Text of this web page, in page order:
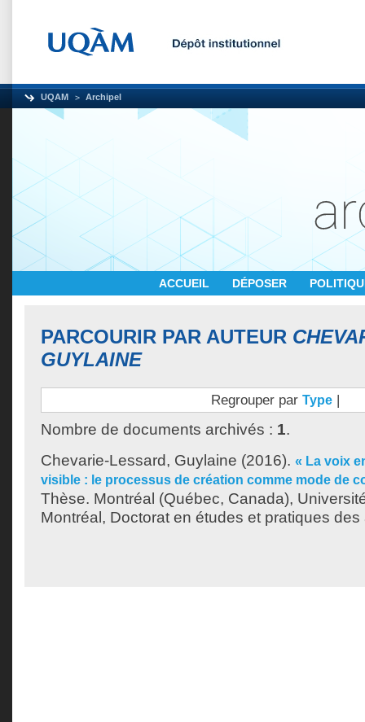
UQAM Archipel
ACCUEIL DÉPOSER
PARCOURIR PAR AUTEUR
GUYLAINE
Regrouper par Type |
Nombre de documents archivés : 1.
Chevarie-Lessard, Guylaine (2016). « La voix
visible : le processus de création comme mode de
Thèse. Montréal (Québec, Canada),
Montréal, Doctorat en études et pratiques des